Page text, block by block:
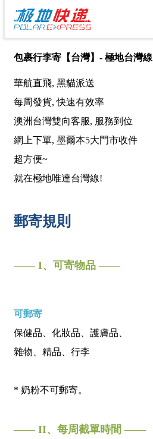
包裹行李寄【台灣】- 極地台灣線
華航直飛, 黑貓派送
每周發貨, 快速有效率
澳洲台灣雙向客服, 服務到位
網上下單, 墨爾本5大門市收件
超方便~
就在極地唯達台灣線!
郵寄規則
—— I、可寄物品 ——
可郵寄
保健品、化妝品、護膚品、
雜物、精品、行李
* 奶粉不可郵寄。
—— II、每周截單時間 ——